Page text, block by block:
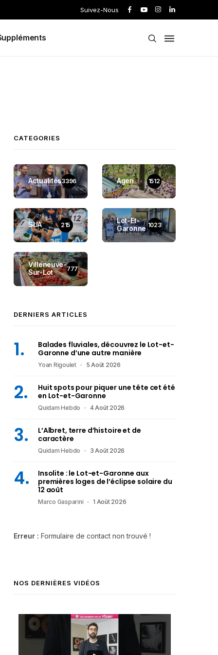
Suivez-Nous
CATEGORIES
Actualités3396 Agen 1512
SUA 215
Lot-Et-
Garonne 1023
Villeneuve-
Sur-Lot
777
DERNIERS ARTICLES
Balades fluviales, découvrez le Lot-et-
Garonne d’une autre manière
Yoan Rigoulet 5 Août 2026
Huit spots pour piquer une tête cet été
en Lot-et-Garonne
Quidam Hebdo 4 Août 2026
L’Albret, terre d’histoire et de
caractère
Quidam Hebdo 3 Août 2026
Insolite : le Lot-et-Garonne aux
premières loges de l’éclipse solaire du
12 août
Marco Gasparini 1 Août 2026
Erreur : Formulaire de contact non trouvé !
NOS DERNIÈRES VIDÉOS